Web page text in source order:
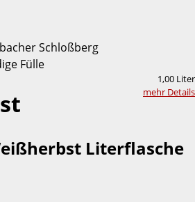
Schloßberg
Fülle
1,00 Liter
mehr Details
Literflasche